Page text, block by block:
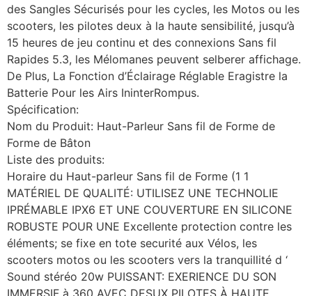
des Sangles Sécurisés pour les cycles, les Motos ou les
scooters, les pilotes deux à la haute sensibilité, jusqu’à
15 heures de jeu continu et des connexions Sans fil
Rapides 5.3, les Mélomanes peuvent selberer affichage.
De Plus, La Fonction d’Éclairage Réglable Eragistre la
Batterie Pour les Airs IninterRompus.
Spécification:
Nom du Produit: Haut-Parleur Sans fil de Forme de
Forme de Bâton
Liste des produits:
Horaire du Haut-parleur Sans fil de Forme (1 1
MATÉRIEL DE QUALITÉ: UTILISEZ UNE TECHNOLIE
IPRÉMABLE IPX6 ET UNE COUVERTURE EN SILICONE
ROBUSTE POUR UNE Excellente protection contre les
éléments; se fixe en tote securité aux Vélos, les
scooters motos ou les scooters vers la tranquillité d ‘
Sound stéréo 20w PUISSANT: EXERIENCE DU SON
IMMERSIF à 360 AVEC DESUX PILOTES À HAUTE